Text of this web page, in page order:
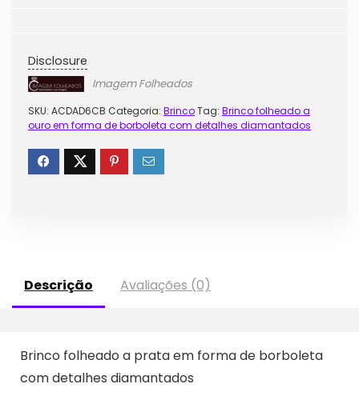
Disclosure
Imagem Folheados
SKU: ACDAD6CB Categoria: BrincoTag: Brinco folheado a
ouro em forma de borboleta com detalhes diamantados
Descrição Avaliações (0)
Brinco folheado a prata em forma de borboleta
com detalhes diamantados